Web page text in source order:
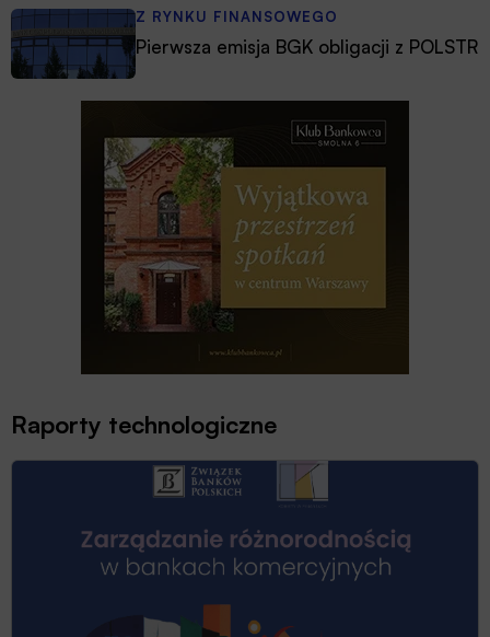
Z RYNKU FINANSOWEGO
Pierwsza emisja BGK obligacji z POLSTR
Raporty technologiczne